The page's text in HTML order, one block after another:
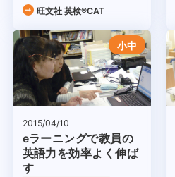
旺文社 英検®CAT
小中
2015/04/10
eラーニングで教員の
英語力を効率よく伸ば
す